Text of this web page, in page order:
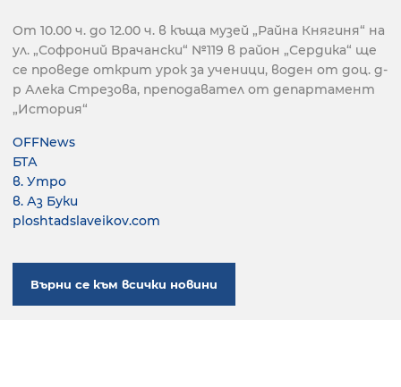
От 10.00 ч. до 12.00 ч. в къща музей „Райна Княгиня“ на
ул. „Софроний Врачански“ №119 в район „Сердика“ ще
се проведе открит урок за ученици, воден от доц. д-
р Алека Стрезова, преподавател от департамент
„История“
OFFNews
БТА
в. Утро
в. Аз Буки
ploshtadslaveikov.com
Върни се към всички новини